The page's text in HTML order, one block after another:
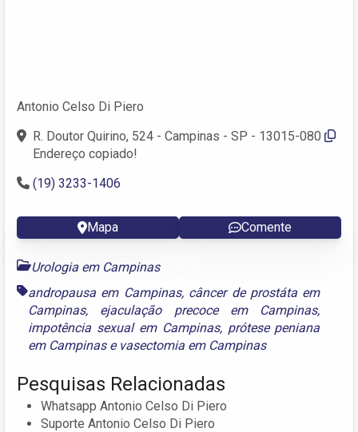
Antonio Celso Di Piero
R. Doutor Quirino, 524 - Campinas - SP - 13015-080
Endereço copiado!
(19) 3233-1406
Mapa Comente
Urologia em Campinas
andropausa em Campinas, câncer de prostáta em
Campinas, ejaculação precoce em Campinas,
impotência sexual em Campinas, prótese peniana
em Campinase vasectomia em Campinas
Pesquisas Relacionadas
Whatsapp Antonio Celso Di Piero
Suporte Antonio Celso Di Piero